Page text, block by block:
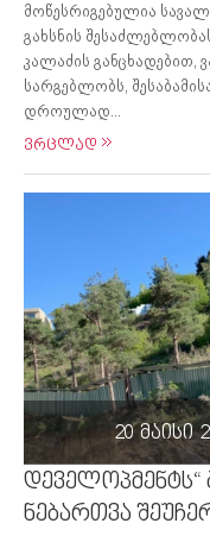
მოწესრიგებულია
გახსნის
კალაძის განცხადებით,
სარგებლობს,
დროულად...
ვრცლად
20 მაისი
დეველოპმენტს“
ნებართვა